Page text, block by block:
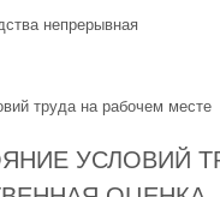
непрерывная
труда на рабочем месте
УСЛОВИЙ